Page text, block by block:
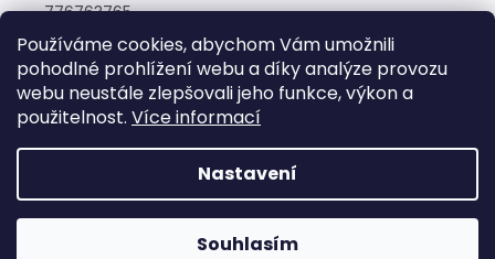
Používáme cookies, abychom Vám umožnili
pohodlné prohlížení webu a díky analýze provozu
webu neustále zlepšovali jeho funkce, výkon a
použitelnost. Více informací
Nastavení
Souhlasím
776763765
JK MINI Motorsport
JKMiniMotorsport.cz
Vytvořil Shoptet
Copyright 2026JK MINI Motorsport. Všechna práva
vyhrazena.